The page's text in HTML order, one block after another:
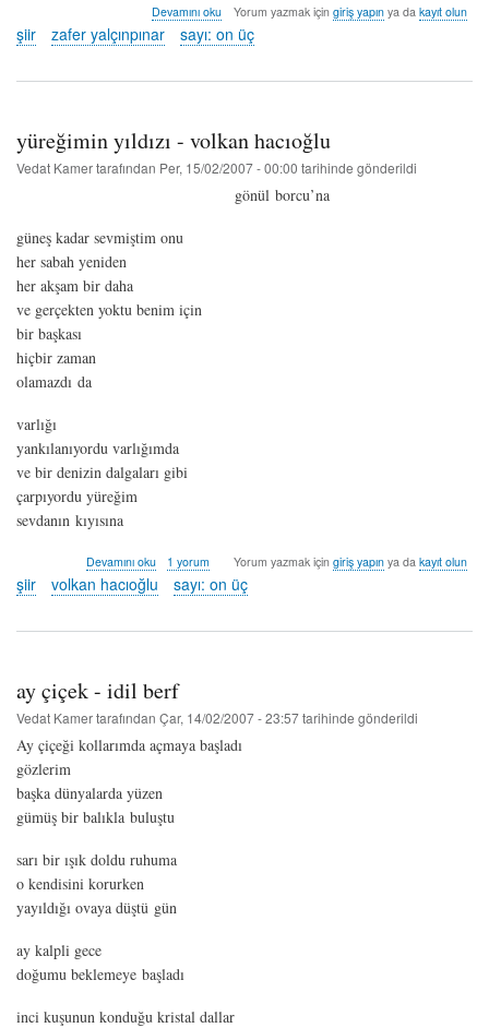
kara
mıh
kilit
-
hakkında
Devamını oku Yorum yazmak için giriş yapınya da kayıt olun
şiir zafer yalçınpınar sayı: on üç
yüreğimin yıldızı - volkan hacıoğlu
Vedat Kamertarafından Per, 15/02/2007 - 00:00 tarihinde gönderildi
gönül borcu’na
güneş kadar sevmiştim onu
her sabah yeniden
her akşam bir daha
ve gerçekten yoktu benim için
bir başkası
hiçbir zaman
olamazdı da
varlığı
yankılanıyordu varlığımda
ve bir denizin dalgaları gibi
çarpıyordu yüreğim
sevdanın kıyısına
yüreğimin
yıldızı
-
hacıoğlu
Devamını oku 1 yorum Yorum yazmak için giriş yapınya da kayıt olun
şiir volkan hacıoğlu sayı: on üç
ay çiçek - idil berf
Vedat Kamertarafından Çar, 14/02/2007 - 23:57tarihinde gönderildi
Ay çiçeği kollarımda açmaya başladı
gözlerim
başka dünyalarda yüzen
gümüş bir balıkla buluştu
sarı bir ışık doldu ruhuma
o kendisini korurken
yayıldığı ovaya düştü gün
ay kalpli gece
doğumu beklemeye başladı
inci kuşunun konduğu kristal dallar